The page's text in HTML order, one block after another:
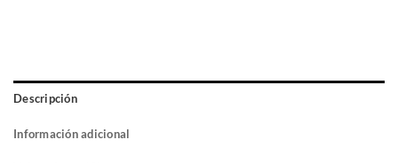
Descripción
Información adicional